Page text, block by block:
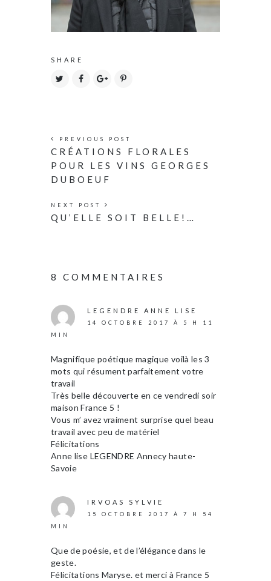
SHARE
PREVIOUS POST
CRÉATIONS FLORALES
POUR LES VINS GEORGES
DUBOEUF
NEXT POST
QU’ELLE SOIT BELLE!…
8 COMMENTAIRES
LEGENDRE ANNE LISE
14 OCTOBRE 2017 À 5 H 11
MIN
Magnifique poétique magique voilà les 3
mots qui résument parfaitement votre
travail
Très belle découverte en ce vendredi soir
maison France 5 !
Vous m’ avez vraiment surprise quel beau
travail avec peu de matériel
Félicitations
Anne lise LEGENDRE Annecy haute-
Savoie
IRVOAS SYLVIE
15 OCTOBRE 2017 À 7 H 54
MIN
Que de poésie, et de l’élégance dans le
geste.
Félicitations Maryse. et merci à France 5